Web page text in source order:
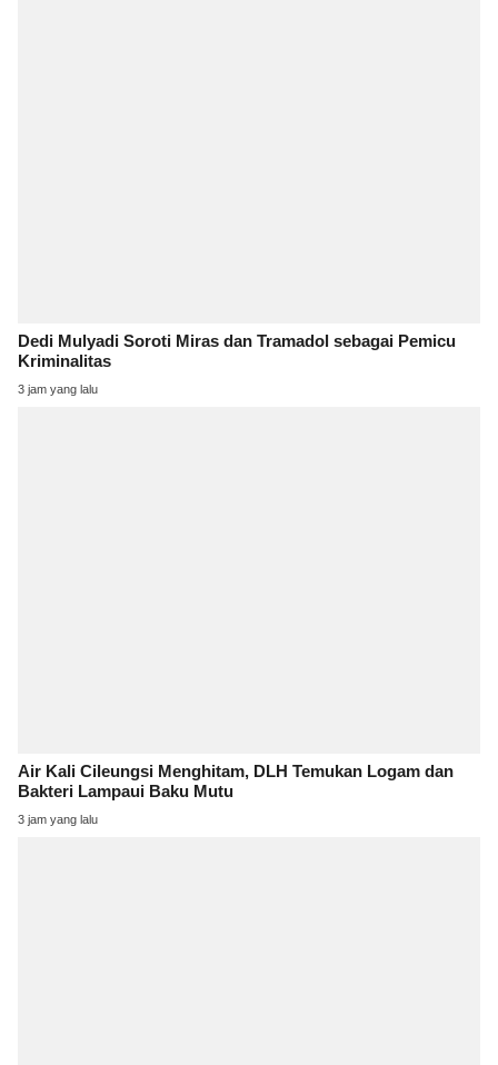
Dedi Mulyadi Soroti Miras dan Tramadol sebagai Pemicu
Kriminalitas
3 jam yang lalu
Air Kali Cileungsi Menghitam, DLH Temukan Logam dan
Bakteri Lampaui Baku Mutu
3 jam yang lalu